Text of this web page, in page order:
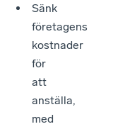
Sänk
företagens
kostnader
för
att
anställa,
med